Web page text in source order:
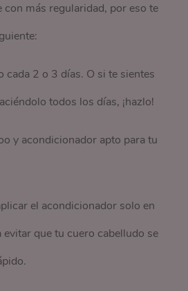
con más regularidad, por eso te
cada 2 o 3 días. O si te sientes
todos los días, ¡hazlo!
y acondicionador apto para tu
el acondicionador solo en
evitar que tu cuero cabelludo se